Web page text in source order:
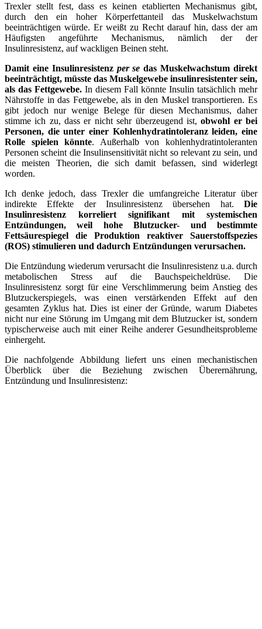
Trexler stellt fest, dass es keinen etablierten Mechanismus gibt,
durch den ein hoher Körperfettanteil das Muskelwachstum
beeinträchtigen würde. Er weißt zu Recht darauf hin, dass der am
Häufigsten angeführte Mechanismus, nämlich der der
Insulinresistenz, auf wackligen Beinen steht.
Damit eine Insulinresistenz per se das Muskelwachstum direkt
beeinträchtigt, müsste das Muskelgewebe insulinresistenter sein,
als das Fettgewebe. In diesem Fall könnte Insulin tatsächlich mehr
Nährstoffe in das Fettgewebe, als in den Muskel transportieren. Es
gibt jedoch nur wenige Belege für diesen Mechanismus, daher
stimme ich zu, dass er nicht sehr überzeugend ist,obwohl er bei
Personen, die unter einer Kohlenhydratintoleranz leiden, eine
Rolle spielen könnte. Außerhalb von kohlenhydratintoleranten
Personen scheint die Insulinsensitivität nicht so relevant zu sein, und
die meisten Theorien, die sich damit befassen, sind widerlegt
worden.
Ich denke jedoch, dass Trexler die umfangreiche Literatur über
indirekte Effekte der Insulinresistenz übersehen hat. Die
Insulinresistenz korreliert signifikant mit systemischen
Entzündungen, weil hohe Blutzucker- und bestimmte
Fettsäurespiegel die Produktion reaktiver Sauerstoffspezies
(ROS) stimulieren und dadurch Entzündungen verursachen.
Die Entzündung wiederum verursacht die Insulinresistenz u.a. durch
metabolischen Stress auf die Bauchspeicheldrüse. Die
Insulinresistenz sorgt für eine Verschlimmerung beim Anstieg des
Blutzuckerspiegels, was einen verstärkenden Effekt auf den
gesamten Zyklus hat. Dies ist einer der Gründe, warum Diabetes
nicht nur eine Störung im Umgang mit dem Blutzucker ist, sondern
typischerweise auch mit einer Reihe anderer Gesundheitsprobleme
einhergeht.
Die nachfolgende Abbildung liefert uns einen mechanistischen
Überblick über die Beziehung zwischen Überernährung,
Entzündung und Insulinresistenz: